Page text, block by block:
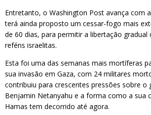
Entretanto, o Washington Post avança com
terá ainda proposto um cessar-fogo mais
de 60 dias, para permitir a libertação gradual
reféns israelitas.
Esta foi uma das semanas mais mortíferas
sua invasão em Gaza, com 24 militares
contribuiu para crescentes pressões sobre o
Benjamin Netanyahu e a forma como a sua
Hamas tem decorrido até agora.